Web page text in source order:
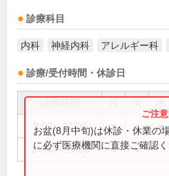
診療科目
内科 神経内科 アレルギー科
診療/受付時間・休診日
9:00～12:00 ● ● ●
14:00～19:00 ● ●
お盆(8月中旬)は休診・休業の
に必ず医療機関に直接ご確認く